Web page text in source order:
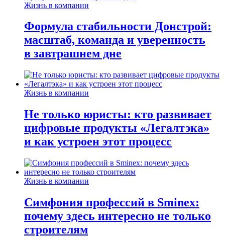
Жизнь в компании
Формула стабильности Донстрой:
масштаб, команда и уверенность
в завтрашнем дне
Жизнь в компании
Не только юристы: кто развивает
цифровые продукты «Легалтэка»
и как устроен этот процесс
Жизнь в компании
Симфония профессий в Sminex:
почему здесь интересно не только
строителям